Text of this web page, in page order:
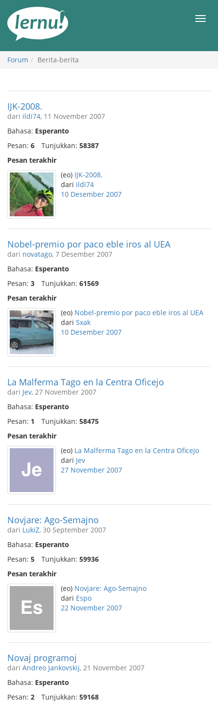
daftar
Forum Berita-berita
IJK-2008.
dari ildi74, 11 November 2007
Bahasa: Esperanto
Pesan: 6 Tunjukkan: 58387
Pesan terakhir
(eo) IJK-2008.
dari ildi74
10 Desember 2007
Nobel-premio por paco eble iros al UEA
dari novatago, 7 Desember 2007
Bahasa: Esperanto
Pesan: 3 Tunjukkan: 61569
Pesan terakhir
(eo) Nobel-premio por paco eble iros al UEA
dari Sxak
10 Desember 2007
La Malferma Tago en la Centra Oficejo
dari Jev, 27 November 2007
Bahasa: Esperanto
Pesan: 1 Tunjukkan: 58475
Pesan terakhir
(eo) La Malferma Tago en la Centra Oficejo
dari Jev
27 November 2007
Novjare: Ago-Semajno
dari LukiZ, 30 September 2007
Bahasa: Esperanto
Pesan: 5 Tunjukkan: 59936
Pesan terakhir
(eo) Novjare: Ago-Semajno
dari Espo
22 November 2007
Novaj programoj
dari Andreo Jankovskij, 21 November 2007
Bahasa: Esperanto
Pesan: 2 Tunjukkan: 59168